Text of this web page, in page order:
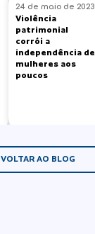
Violência
patrimonial
corrói a
independência de
mulheres aos
poucos
24 de maio de 2023
VOLTAR AO BLOG